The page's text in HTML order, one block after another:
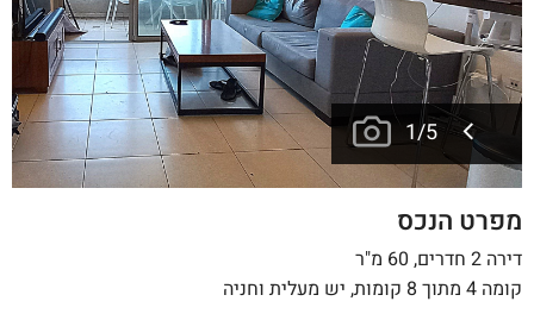
1/5
מפרט הנכס
דירה 2 חדרים, 60 מ"ר
קומה 4 מתוך 8 קומות, יש מעלית וחניה